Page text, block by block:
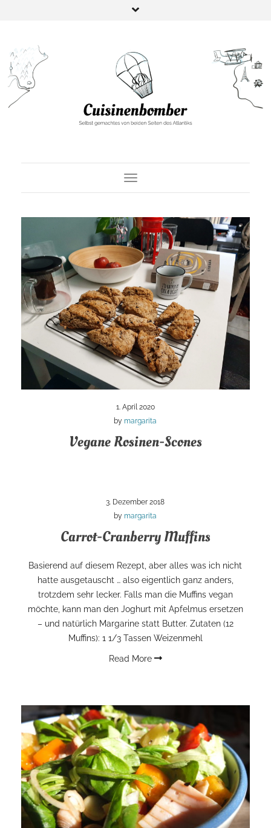
Toggle Navigation
1. April 2020
by margarita
Vegane Rosinen-Scones
3. Dezember 2018
by margarita
Carrot-Cranberry Muffins
Basierend auf diesem Rezept, aber alles was ich nicht
hatte ausgetauscht … also eigentlich ganz anders,
trotzdem sehr lecker. Falls man die Muffins vegan
möchte, kann man den Joghurt mit Apfelmus ersetzen
– und natürlich Margarine statt Butter. Zutaten (12
Muffins): 1 1/3 Tassen Weizenmehl
Read More